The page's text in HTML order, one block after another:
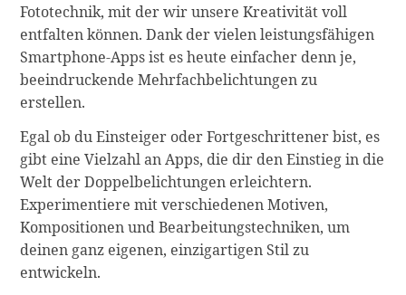
Fototechnik, mit der wir unsere Kreativität voll
entfalten können. Dank der vielen leistungsfähigen
Smartphone-Apps ist es heute einfacher denn je,
beeindruckende Mehrfachbelichtungen zu
erstellen.
Egal ob du Einsteiger oder Fortgeschrittener bist, es
gibt eine Vielzahl an Apps, die dir den Einstieg in die
Welt der Doppelbelichtungen erleichtern.
Experimentiere mit verschiedenen Motiven,
Kompositionen und Bearbeitungstechniken, um
deinen ganz eigenen, einzigartigen Stil zu
entwickeln.